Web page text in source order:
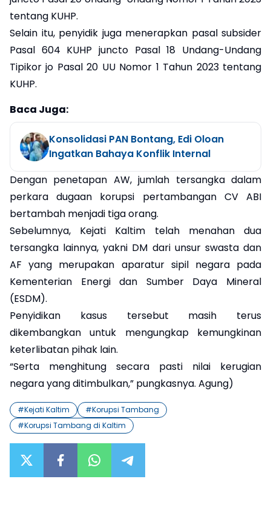
tentang KUHP.
Selain itu, penyidik juga menerapkan pasal subsider
Pasal 604 KUHP juncto Pasal 18 Undang-Undang
Tipikor jo Pasal 20 UU Nomor 1 Tahun 2023 tentang
KUHP.
Baca Juga:
Konsolidasi PAN Bontang, Edi Oloan
Ingatkan Bahaya Konflik Internal
Dengan penetapan AW, jumlah tersangka dalam
perkara dugaan korupsi pertambangan CV ABI
bertambah menjadi tiga orang.
Sebelumnya, Kejati Kaltim telah menahan dua
tersangka lainnya, yakni DM dari unsur swasta dan
AF yang merupakan aparatur sipil negara pada
Kementerian Energi dan Sumber Daya Mineral
(ESDM).
Penyidikan kasus tersebut masih terus
dikembangkan untuk mengungkap kemungkinan
keterlibatan pihak lain.
“Serta menghitung secara pasti nilai kerugian
negara yang ditimbulkan,” pungkasnya. Agung)
#Kejati Kaltim #Korupsi Tambang
#Korupsi Tambang di Kaltim